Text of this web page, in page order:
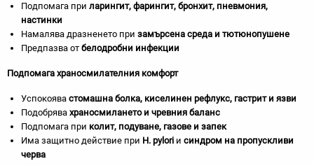
Подпомага при ларингит, фарингит, бронхит, пневмония,
настинки
Намалява дразненето при замърсена среда и тютюнопушене
Предпазва от белодробни инфекции
Подпомага храносмилателния комфорт
Успокоява стомашна болка, киселинен рефлукс, гастрит и язви
Подобрява храносмилането и чревния баланс
Подпомага при колит, подуване, газове и запек
Има защитно действие при H. pylori и синдром на пропускливи
черва